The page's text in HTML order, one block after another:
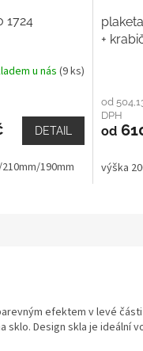
1724
u nás(9 ks)
DETAIL
190mm
+
od
DPH
od
výška
efektem v levé
Design skla je ideální